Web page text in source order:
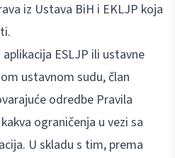
iz Ustava BiH i EKLJP koja
ESLJP ili ustavne
ustavnom sudu, član
odredbe Pravila
ograničenja u vezi sa
U skladu s tim, prema